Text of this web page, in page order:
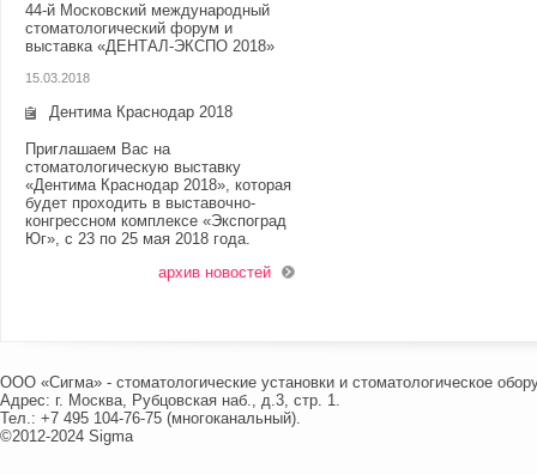
44-й Московский международный
стоматологический форум и
выставка «ДЕНТАЛ-ЭКСПО 2018»
15.03.2018
Дентима Краснодар 2018
Приглашаем Вас на
стоматологическую выставку
«Дентима Краснодар 2018», которая
будет проходить в выставочно-
конгрессном комплексе «Экспоград
Юг», с 23 по 25 мая 2018 года.
архив новостей
ООО «Сигма» - стоматологические установки и стоматологическое
Адрес: г. Москва, Рубцовская наб., д.3, стр. 1.
Тел.: +7 495 104-76-75 (многоканальный).
©2012-2024 Sigma